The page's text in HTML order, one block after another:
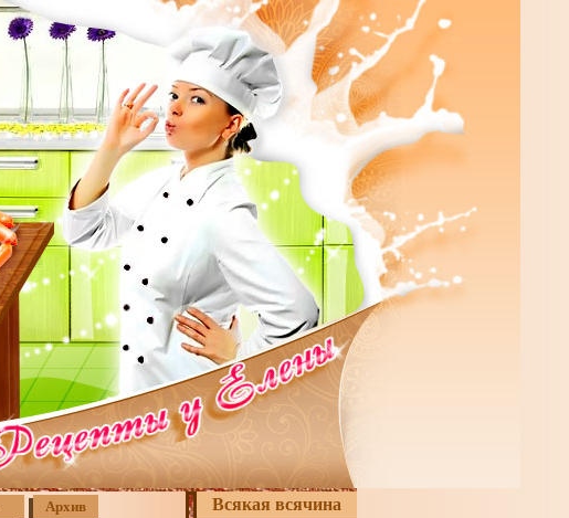
Архив Всякая всячина